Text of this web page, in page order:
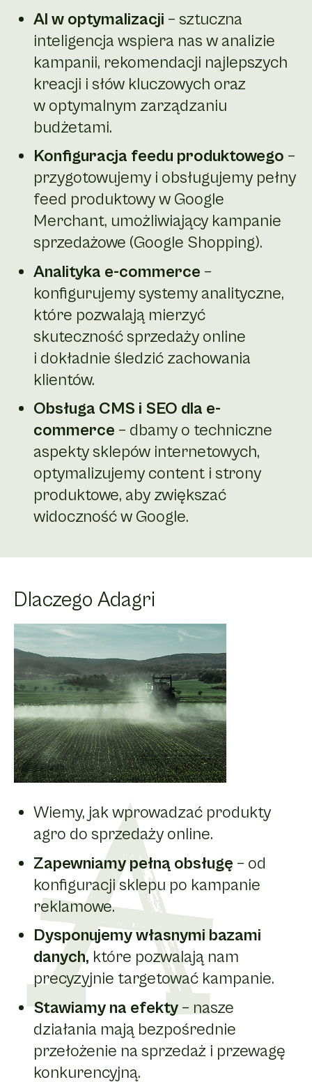
AI w optymalizacji – sztuczna
inteligencja wspiera nas w analizie
kampanii, rekomendacji najlepszych
kreacji i słów kluczowych oraz
w optymalnym zarządzaniu
budżetami.
Konfiguracja feedu produktowego –
przygotowujemy i obsługujemy pełny
feed produktowy w Google
Merchant, umożliwiający kampanie
sprzedażowe (Google Shopping).
Analityka e-commerce –
konfigurujemy systemy analityczne,
które pozwalają mierzyć
skuteczność sprzedaży online
i dokładnie śledzić zachowania
klientów.
Obsługa CMS i SEO dla e-
commerce – dbamy o techniczne
aspekty sklepów internetowych,
optymalizujemy content i strony
produktowe, aby zwiększać
widoczność w Google.
Dlaczego Adagri
Wiemy, jak wprowadzać produkty
agro do sprzedaży online.
Zapewniamy pełną obsługę – od
konfiguracji sklepu po kampanie
reklamowe.
Dysponujemy własnymi bazami
danych, które pozwalają nam
precyzyjnie targetować kampanie.
Stawiamy na efekty – nasze
działania mają bezpośrednie
przełożenie na sprzedaż i przewagę
konkurencyjną.